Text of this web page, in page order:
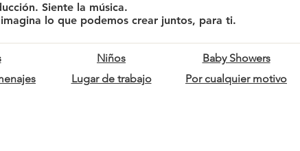
Siente la música.
lo que podemos crear juntos, para ti.
Niños Baby Showers
Lugar de trabajo Por cualquier motivo